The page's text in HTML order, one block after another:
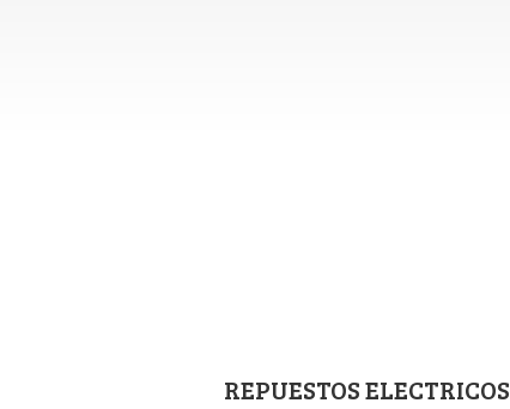
REPUESTOS ELECTRICOS